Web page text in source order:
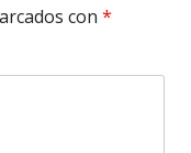
con *